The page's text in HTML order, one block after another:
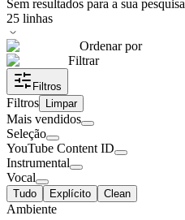
Sem resultados para a sua pesquisa
25 linhas
Ordenar por
Filtrar
Filtros
Filtros Limpar
Mais vendidos
Seleção
YouTube Content ID
Instrumental
Vocal
Tudo Explícito Clean
Ambiente